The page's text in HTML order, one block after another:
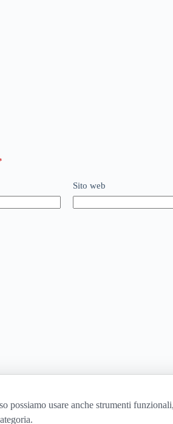
Sito web
possiamo usare anche strumenti